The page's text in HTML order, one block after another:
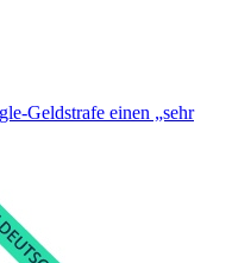
Geldstrafe einen „sehr